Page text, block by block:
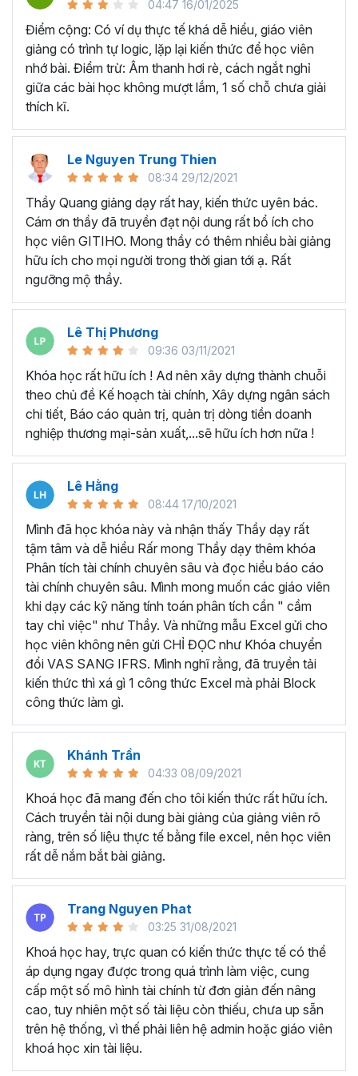
dễ dàng báo cáo tài chính doanh nghiệp trong
thời gian ngắn?
BÁO CÁO TÀI CHÍNH LÀ GÌ?
Báo cáo tài chính là tổng hợp các loại báo cáo về tình
hình tài sản, vốn chủ sở hữu, nợ phải trả, kết quả kinh
doanh của doanh nghiệp hàng quý. Và từ những thông tin
đó, có thể xác định được công ty làm ăn như thế nào, lãi
hay lỗ.
Tuy nhiên, trên thực tế,không có nhiều chủ doanh
nghiệp, sinh viên đúng chuyên ngành đọc và phân
tích được báo cáo tài chính . Thậm chí có những doanh
nghiệp phải bỏ một số tiền lớn để trả cho những chuyên
gia phân tích báo cáo tài chính thuê ngoài.
NHƯ THẾ NÀO?
Phân tích báo cáo tài chính và xây dựng mô hình tài chính
là công cụ giúp cho doanh nghiệp ngày càng bứt phá và
phát triển:
Phân tích báo cáo tài chính giúp doanh nghiệp đánh
giá được
tổng quan tình hình tài chính
quả hoạt động kinh doanhcủa doanh nghiệp. Từ
đó đưa ra những phương hướng và giải pháp để phát
triển doanh nghiệp thật đột phá và bền vững.
Mô hình tài chính là mộtbản tóm tắt về chi phí và
thu nhậpcủa công ty, từ đó tính toán sự ảnh
hưởng, tác động của một sự kiện có quyết định gì
đến tương lai.
Phân tích tài chính cung cấp dữ liệu và thông tin cần
thiết để hỗ trợ doanh nghiệp trong quá trình
giao
dịch
và đám phánvới các bên liên quan như nhà
đầu tư, đối tác, ngân hàng. Khi đó một mô hình tài
chính và báo cáo tài chính sẽ giúp cho doanh nghiệp
tăng cơ hội thành công và giảm thiểu rủi ro.
Nội dung chính của khóa học
phân tích BCTC và xây dựng
mô hình tài chính tại Gitiho
Khóa học gồm có
5 chương, 43 bài giảng với thời
lượng học là 4h38 phút
, bạn sẽ được học những kiến
thức sau:
nghiệp
Bạn sẽ hiểu được Mục tiêu của đọc Báo cáo tài
chính, hiểu về Mô hình kinh doanh và biết được Báo
cáo kết quả hoạt động kinh doanh nói lên điều gì về
doanh nghiệp (CỰC CHI TIẾT).
Nắm được cách đọc, hiểu bảng cân đối kế toán
(CHI TIẾT). Bên cạnh đó hiểu sâu về báo cáo lưu
chuyển tiền tệ và tổng kết các vấn đề lưu ý khi Đọc
- Phân tích BCTC.
04:47 16/01/2025
Điểm cộng: Có ví dụ thực tế khá dễ hiểu, giáo viên
giảng có trình tự logic, lặp lại kiến thức để học viên
nhớ bài. Điểm trừ: Âm thanh hơi rè, cách ngắt nghỉ
giữa các bài học không mượt lắm, 1 số chỗ chưa giải
thích kĩ.
Le Nguyen Trung Thien
08:34 29/12/2021
Thầy Quang giảng dạy rất hay, kiến thức uyên bác.
Cám ơn thầy đã truyền đạt nội dung rất bổ ích cho
học viên GITIHO. Mong thầy có thêm nhiều bài giảng
hữu ích cho mọi người trong thời gian tới ạ. Rất
ngưỡng mộ thầy.
Lê Thị Phương
09:36 03/11/2021
Khóa học rất hữu ích ! Ad nên xây dựng thành chuỗi
theo chủ đề Kế hoạch tài chính, Xây dựng ngân sách
chi tiết, Báo cáo quản trị, quản trị dòng tiền doanh
nghiệp thương mại-sản xuất,...sẽ hữu ích hơn nữa !
Lê Hằng
08:44 17/10/2021
Mình đã học khóa này và nhận thấy Thầy dạy rất
tậm tâm và dễ hiểu Rấr mong Thầy dạy thêm khóa
Phân tích tài chính chuyên sâu và đọc hiểu báo cáo
tài chính chuyên sâu. Mình mong muốn các giáo viên
khi dạy các kỹ năng tính toán phân tích cần " cầm
tay chỉ việc" như Thầy. Và những mẫu Excel gửi cho
học viên không nên gửi CHỈ ĐỌC như Khóa chuyển
đổi VAS SANG IFRS. Mình nghĩ rằng, đã truyền tải
kiến thức thì xá gì 1 công thức Excel mà phải Block
công thức làm gì.
Khánh Trần
04:33 08/09/2021
Khoá học đã mang đến cho tôi kiến thức rất hữu ích.
Cách truyền tải nội dung bài giảng của giảng viên rõ
ràng, trên số liệu thực tế bằng file excel, nên học viên
rất dễ nắm bắt bài giảng.
Trang Nguyen Phat
03:25 31/08/2021
Khoá học hay, trực quan có kiến thức thực tế có thể
áp dụng ngay được trong quá trình làm việc, cung
cấp một số mô hình tài chính từ đơn giản đến nâng
cao, tuy nhiên một số tài liệu còn thiếu, chưa up sẵn
trên hệ thống, vì thế phải liên hệ admin hoặc giáo viên
khoá học xin tài liệu.